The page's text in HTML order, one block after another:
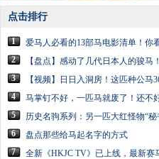
点击排行
1
爱马人必看的13部马电影清单！你
2
【盘点】感动了几代日本人的骏马！
3
【视频】日日入洞房！这匹种公马
4
马掌钉不好，一匹马就废了！还不
5
历史名驹系列：另一匹大红怪物“秘
6
盘点那些给马起名字的方式
7
全新《HKJC TV》已上线，最新赛